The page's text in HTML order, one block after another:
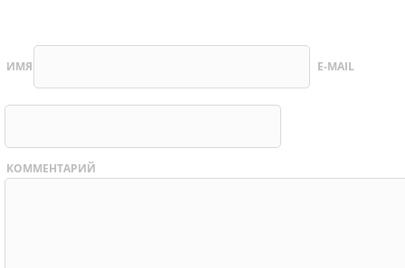
ИМЯ E-MAIL
КОММЕНТАРИЙ